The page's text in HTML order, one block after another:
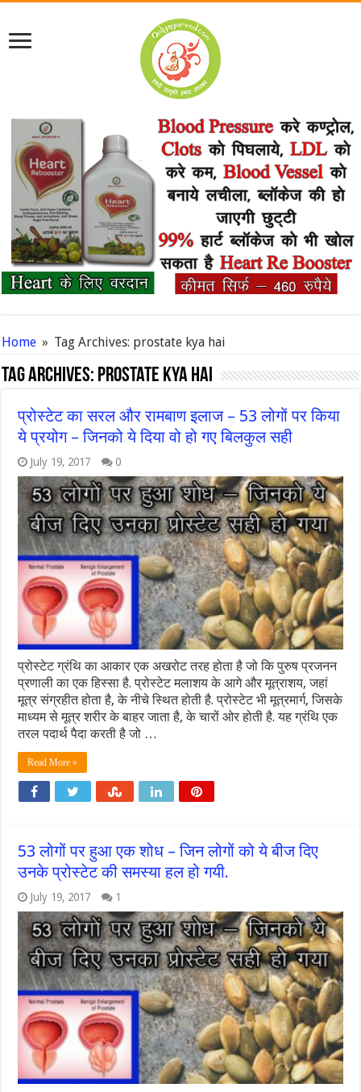
Home » Tag Archives: prostate kya hai
Tag Archives: prostate kya hai
प्रोस्टेट का सरल और रामबाण इलाज – 53 लोगों पर किया
ये प्रयोग – जिनको ये दिया वो हो गए बिलकुल सही
July 19, 2017 0
प्रोस्टेट ग्रंथि का आकार एक अखरोट तरह होता है जो कि पुरुष प्रजनन
प्रणाली का एक हिस्सा है. प्रोस्टेट मलाशय के आगे और मूत्राशय, जहां
मूत्र संग्रहीत होता है, के नीचे स्थित होती है. प्रोस्टेट भी मूत्रमार्ग, जिसके
माध्यम से मूत्र शरीर के बाहर जाता है, के चारों ओर होती है. यह ग्रंथि एक
तरल पदार्थ पैदा करती है जो …
Read More »
53 लोगों पर हुआ एक शोध – जिन लोगों को ये बीज दिए
उनके प्रोस्टेट की समस्या हल हो गयी.
July 19, 2017 1